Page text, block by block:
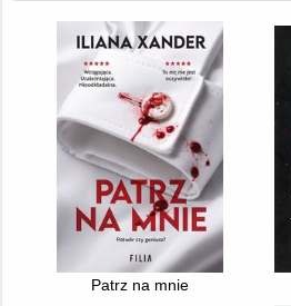
Patrz na mnie